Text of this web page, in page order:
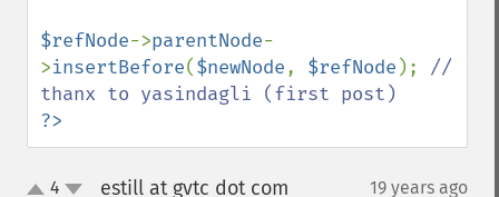
$refNode->parentNode-
>insertBefore($newNode, $refNode ); //
?>
4 estill at gvtc dot com 19 years ago